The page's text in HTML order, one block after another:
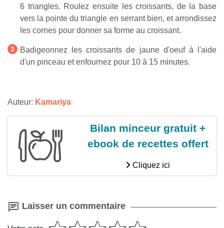
6 triangles. Roulez ensuite les croissants, de la base
vers la pointe du triangle en serrant bien, et arrondissez
les cornes pour donner sa forme au croissant.
Badigeonnez les croissants de jaune d'oeuf à l'aide
d'un pinceau et enfournez pour 10 à 15 minutes.
Auteur: Kamariya
Bilan minceur gratuit +
ebook de recettes offert
Cliquez ici
Laisser un commentaire